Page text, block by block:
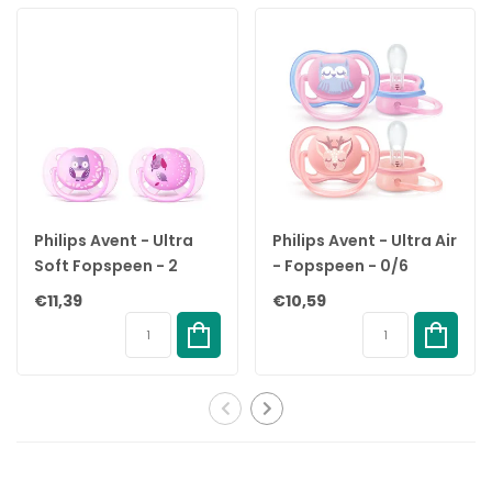
✔ Ideaal voor borstvoedingsbaby’s en gevoelige huidjes
✔ Stijlvolle kleurencombinatie: Luna & Deep Space
✔ Geschikt voor baby’s van 6 tot 18 maanden (maat 2)
✔ Voldoet aan de Europese norm EN 1400 + A2
Specificaties
Merk:
Type:
EAN:5713795271870
Maat:
2 stuks
Speenmateriaal:100% natuurlijk rubber
BPA, PVC, ftalaten
Philips Avent - Ultra
Soft Fopspeen - 2
Stuks - 0-6 Maanden -
Paars
€11,39
Philips Avent - Ultra Air
- Fopspeen - 0/6
maanden - 2 stuks -
SCF085/02
€10,59